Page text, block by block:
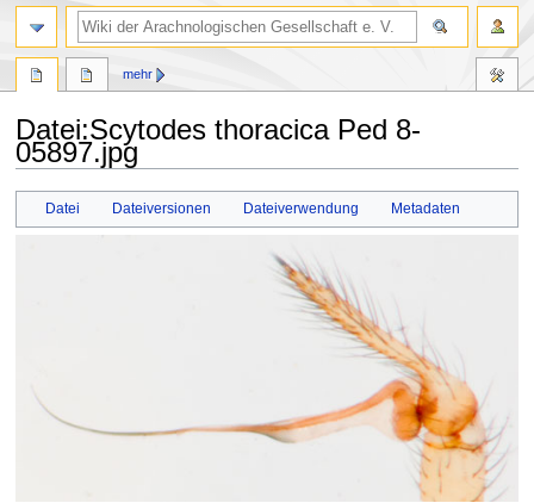
Datei:Scytodes thoracica Ped 8-
05897.jpg
Datei Dateiversionen Dateiverwendung Metadaten
mehr